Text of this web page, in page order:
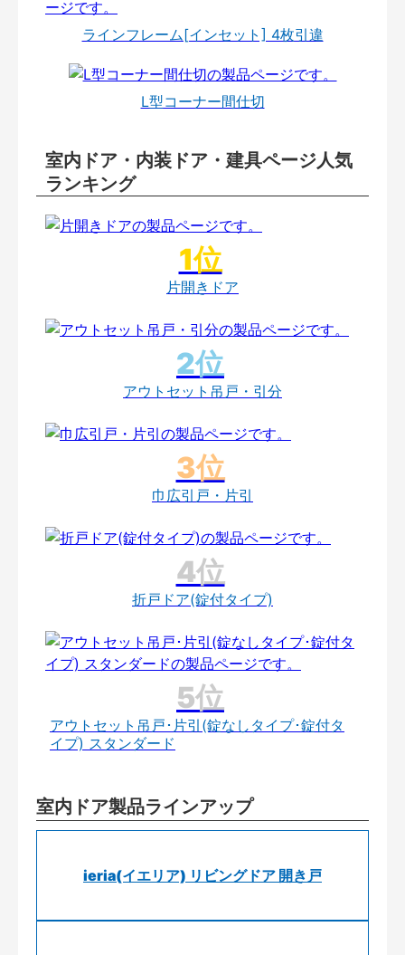
ラインフレーム[インセット] 4枚引違
L型コーナー間仕切
室内ドア・内装ドア・建具ページ人気
ランキング
片開きドア
アウトセット吊戸・引分
巾広引戸・片引
折戸ドア(錠付タイプ)
アウトセット吊戸･片引(錠なしタイプ･錠付タ
イプ) スタンダード
室内ドア製品ラインアップ
ieria(イエリア) リビングドア 開き戸